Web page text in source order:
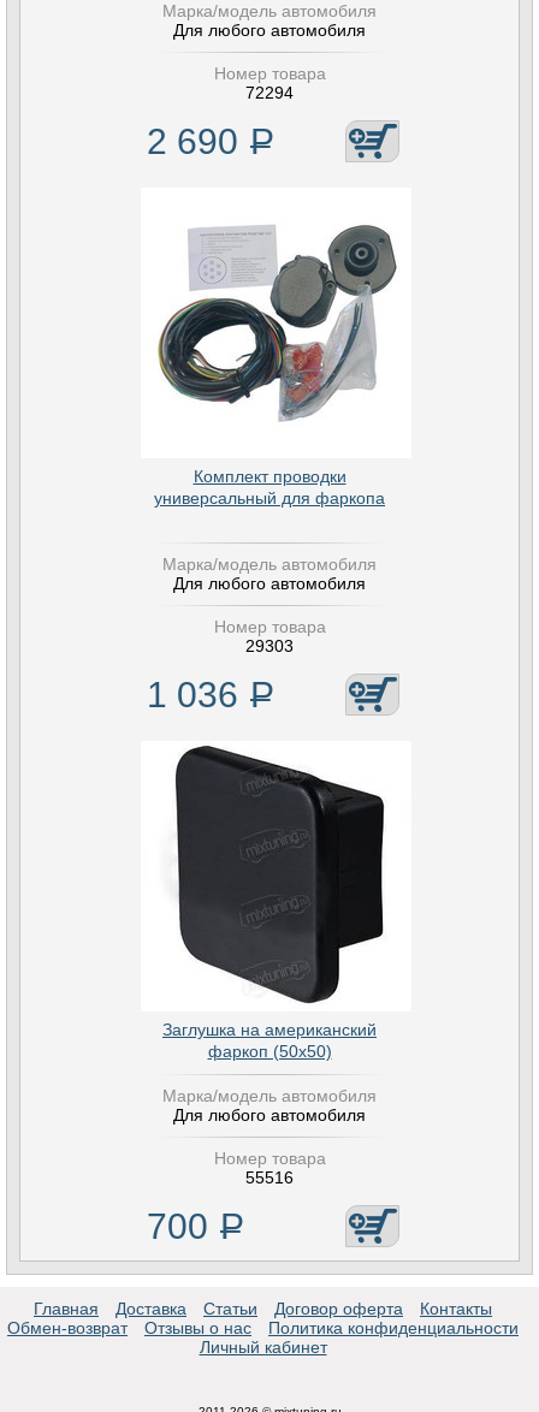
Марка/модель автомобиля
Для любого автомобиля
Номер товара
72294
2 690 Р
Комплект проводки
универсальный для фаркопа
Марка/модель автомобиля
Для любого автомобиля
Номер товара
29303
1 036 Р
Заглушка на американский
фаркоп (50х50)
Марка/модель автомобиля
Для любого автомобиля
Номер товара
55516
700 Р
Главная Доставка Статьи Договор оферта
Контакты
Обмен-возврат
Отзывы о нас
Политика конфиденциальности
Личный кабинет